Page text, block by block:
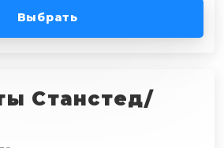
Выбрать
Станстед/